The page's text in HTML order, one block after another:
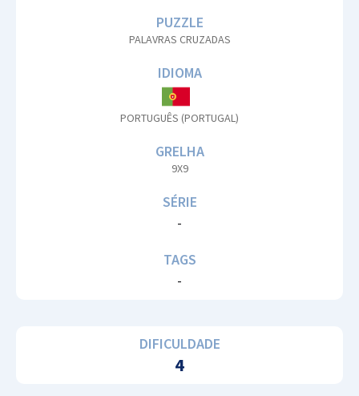
PUZZLE
PALAVRAS CRUZADAS
IDIOMA
PORTUGUÊS (PORTUGAL)
GRELHA
9X9
SÉRIE
-
TAGS
-
DIFICULDADE
4